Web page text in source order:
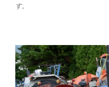
す。